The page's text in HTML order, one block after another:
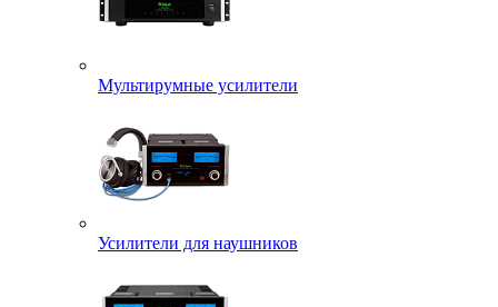
Мультирумные усилители
Усилители для наушников